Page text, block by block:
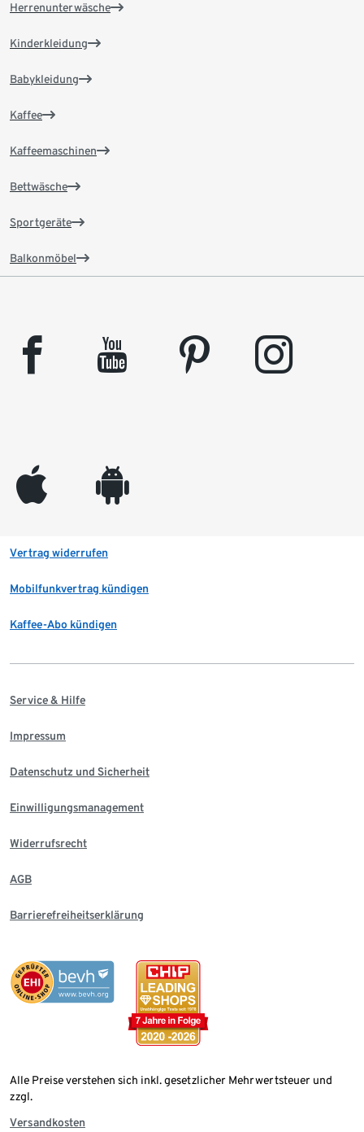
Herrenunterwäsche
Kinderkleidung
Babykleidung
Kaffee
Kaffeemaschinen
Bettwäsche
Sportgeräte
Balkonmöbel
facebook youtube pinterest instagram
appleinc android
Vertrag widerrufen
Mobilfunkvertrag kündigen
Kaffee-Abo kündigen
Service & Hilfe
Impressum
Datenschutz und Sicherheit
Einwilligungsmanagement
Widerrufsrecht
AGB
Barrierefreiheitserklärung
Alle Preise verstehen sich inkl. gesetzlicher Mehrwertsteuer und
zzgl.
Versandkosten